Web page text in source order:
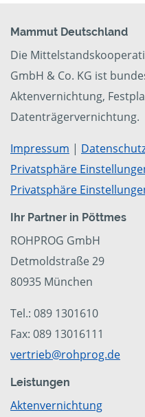
Mammut Deutschland
Die
GmbH & Co. KG ist
Aktenvernichtung,
Datenträgervernichtung.
Impressum |
Privatsphäre
Privatsphäre
Ihr Partner in Pöttmes
ROHPROG GmbH
Detmoldstraße 29
80935 München
Tel.: 089 1301610
Fax: 089 13016111
vertrieb@rohprog.de
Leistungen
Aktenvernichtung